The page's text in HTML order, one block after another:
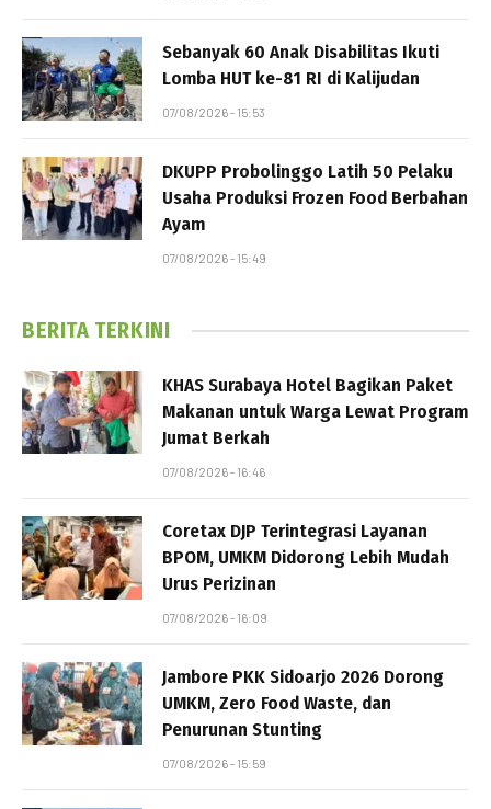
Sebanyak 60 Anak Disabilitas Ikuti
Lomba HUT ke-81 RI di Kalijudan
07/08/2026 - 15:53
DKUPP Probolinggo Latih 50 Pelaku
Usaha Produksi Frozen Food Berbahan
Ayam
07/08/2026 - 15:49
BERITA TERKINI
KHAS Surabaya Hotel Bagikan Paket
Makanan untuk Warga Lewat Program
Jumat Berkah
07/08/2026 - 16:46
Coretax DJP Terintegrasi Layanan
BPOM, UMKM Didorong Lebih Mudah
Urus Perizinan
07/08/2026 - 16:09
Jambore PKK Sidoarjo 2026 Dorong
UMKM, Zero Food Waste, dan
Penurunan Stunting
07/08/2026 - 15:59